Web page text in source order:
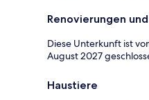
Renovierungen
Diese Unterkunft ist
August 2027
Haustiere